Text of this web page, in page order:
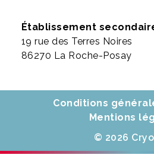
Établissement
19 rue des Terres Noires
86270 La Roche-Posay
Conditions
Mentions
© 2026